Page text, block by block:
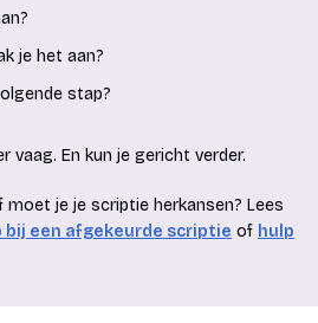
je het aan?
stap?
vaag. En kun je gericht verder.
je je scriptie herkansen? Lees
bij een afgekeurde scriptie of hulp